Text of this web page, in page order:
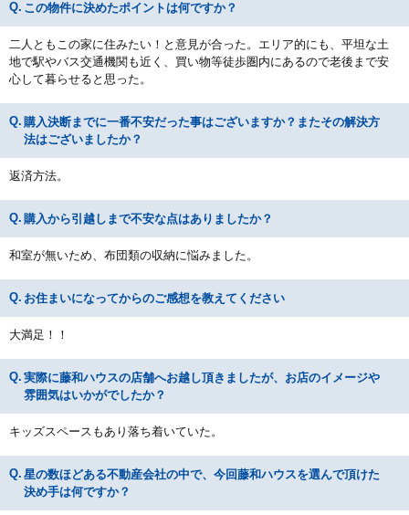
この物件に決めたポイントは何ですか？
二人ともこの家に住みたい！と意見が合った。エリア的にも、平坦な土
地で駅やバス交通機関も近く、買い物等徒歩圏内にあるので老後まで安
心して暮らせると思った。
購入決断までに一番不安だった事はございますか？またその解決方
法はございましたか？
返済方法。
購入から引越しまで不安な点はありましたか？
和室が無いため、布団類の収納に悩みました。
お住まいになってからのご感想を教えてください
大満足！！
実際に藤和ハウスの店舗へお越し頂きましたが、お店のイメージや
雰囲気はいかがでしたか？
キッズスペースもあり落ち着いていた。
星の数ほどある不動産会社の中で、今回藤和ハウスを選んで頂けた
決め手は何ですか？